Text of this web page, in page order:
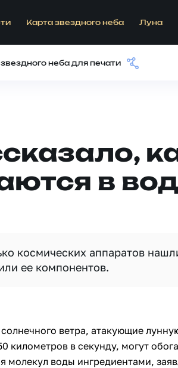
Карта звездного неба Луна
неба для печати
в
космических аппаратов
ее компонентов.
ветра, атакующие
километров в секунду, могут
молекул воды ингредиентами,